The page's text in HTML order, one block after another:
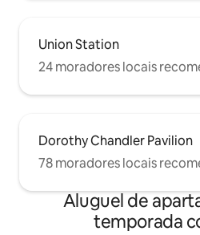
Union Station
24 moradores locais
Dorothy Chandler Pavilion
78 moradores locais
Aluguel de
temporada